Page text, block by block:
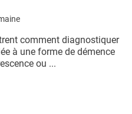
comment diagnostiquer
à une forme de démence
ou ...